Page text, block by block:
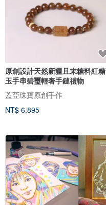
原創設計天然新疆且末糖料紅糖
玉手串碧璽輕奢手鏈禮物
蓋亞珠寶原創手作
NT$ 6,895